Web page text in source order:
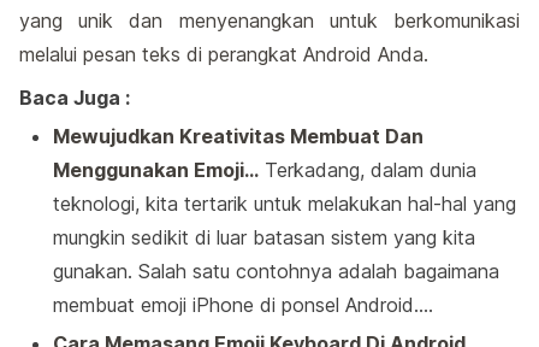
yang unik dan menyenangkan untuk berkomunikasi
melalui pesan teks di perangkat Android Anda.
Baca Juga :
Mewujudkan Kreativitas Membuat Dan
Menggunakan Emoji… Terkadang, dalam dunia
teknologi, kita tertarik untuk melakukan hal-hal yang
mungkin sedikit di luar batasan sistem yang kita
gunakan. Salah satu contohnya adalah bagaimana
membuat emoji iPhone di ponsel Android.…